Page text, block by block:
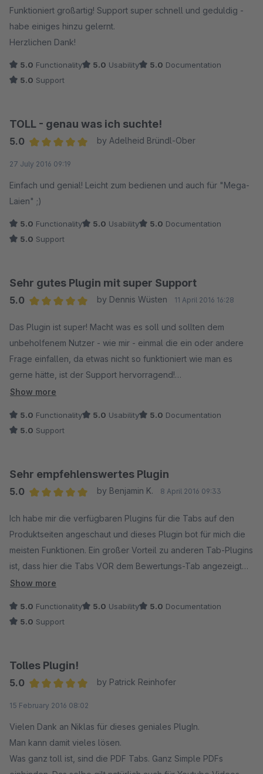
Funktioniert großartig! Support super schnell und geduldig -
habe einiges hinzu gelernt.
Herzlichen Dank!
5.0 Functionality 5.0 Usability 5.0 Documentation
5.0 Support
TOLL - genau was ich suchte!
5.0
by Adelheid Bründl-Ober
27 July 2016 09:19
Einfach und genial! Leicht zum bedienen und auch für "Mega-
Laien" ;)
5.0 Functionality 5.0 Usability 5.0 Documentation
5.0 Support
Sehr gutes Plugin mit super Support
5.0
by Dennis Wüsten 11 April 2016 16:28
Das Plugin ist super! Macht was es soll und sollten dem
unbeholfenem Nutzer - wie mir - einmal die ein oder andere
Frage einfallen, da etwas nicht so funktioniert wie man es
gerne hätte, ist der Support hervorragend!
nach kaum 30 Minuten war die Antwort da und das Problem
war gelöst.
Mein letztes Problem war, dass ich gerne die Überschrift der
Tabs ändern wollte.
bezüglich des Problems wurde innerhalb weniger Tage eine
neue Version des Plugins geschrieben und veröffentlicht, in
der es nun möglich ist oben genanntes Problem zu beseitigen.
Ich würde das Plugin jedem weiter empfehlen, der seine
Show more
5.0 Functionality 5.0 Usability 5.0 Documentation
5.0 Support
Sehr empfehlenswertes Plugin
5.0
by Benjamin K. 8 April 2016 09:33
Ich habe mir die verfügbaren Plugins für die Tabs auf den
Produktseiten angeschaut und dieses Plugin bot für mich die
meisten Funktionen. Ein großer Vorteil zu anderen Tab-Plugins
ist, dass hier die Tabs VOR dem Bewertungs-Tab angezeigt
werden und nicht erst dahinter. Der Preis ist zudem 1A, sehr
sehen kann, wird das Plugin auch weiter
überarbeitet/erweitert. Großes Lob an den Entwickler!
Show more
5.0 Functionality 5.0 Usability 5.0 Documentation
5.0 Support
Tolles Plugin!
5.0
by Patrick Reinhofer
15 February 2016 08:02
Vielen Dank an Niklas für dieses geniales PlugIn.
Man kann damit vieles lösen.
Was ganz toll ist, sind die PDF Tabs. Ganz Simple PDFs